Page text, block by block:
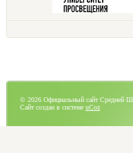
© 2026 Официальный сайт Средней
Сайт создан в системе uCoz